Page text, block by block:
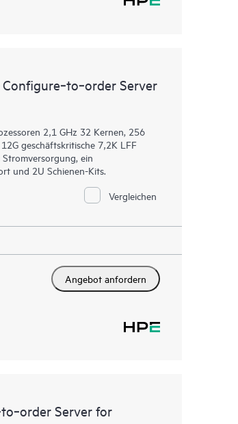
Server
2,1 GHz 32 Kernen, 256
geschäftskritische 7,2K LFF
ein
und 2U Schienen-Kits.
Vergleichen
Angebot anfordern
Server for